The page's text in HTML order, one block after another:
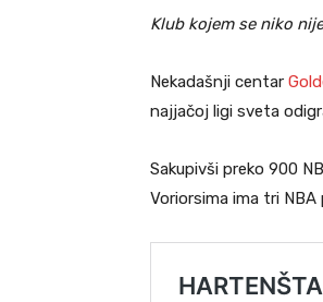
Klub kojem se niko
Nekadašnji centar
najjačoj ligi sveta
Sakupivši preko 900
Voriorsima ima tri